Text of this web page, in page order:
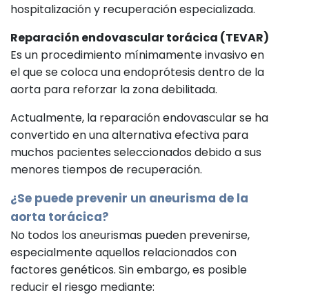
hospitalización y recuperación especializada.
Reparación endovascular torácica (TEVAR)
Es un procedimiento mínimamente invasivo en
el que se coloca una endoprótesis dentro de la
aorta para reforzar la zona debilitada.
Actualmente, la reparación endovascular se ha
convertido en una alternativa efectiva para
muchos pacientes seleccionados debido a sus
menores tiempos de recuperación.
¿Se puede prevenir un aneurisma de la
aorta torácica?
No todos los aneurismas pueden prevenirse,
especialmente aquellos relacionados con
factores genéticos. Sin embargo, es posible
reducir el riesgo mediante: